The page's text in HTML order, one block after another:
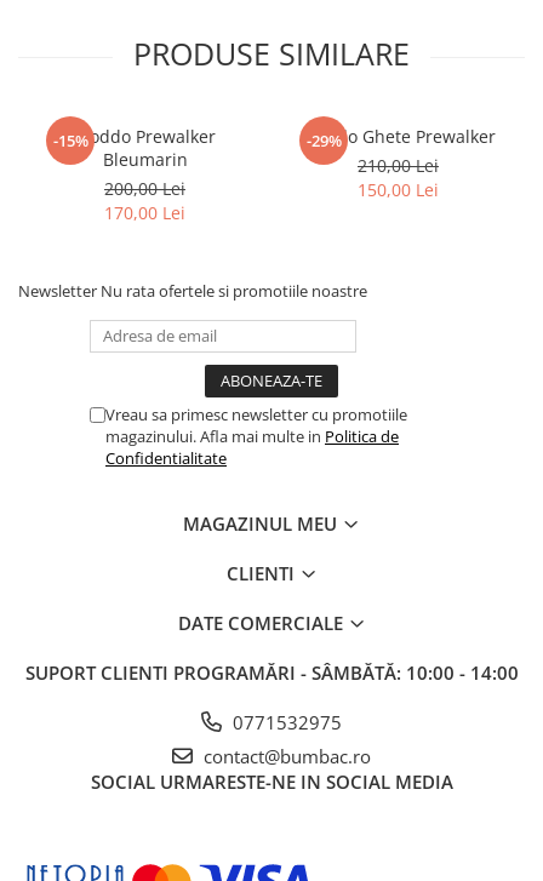
PRODUSE SIMILARE
-15%Froddo Prewalker
Bleumarin
200,00 Lei
170,00 Lei
-29%
Froddo Ghete Prewalker
210,00 Lei
150,00 Lei
Newsletter Nu rata ofertele si promotiile noastre
Vreau sa primesc newsletter cu promotiile
magazinului. Afla mai multe in Politica de
Confidentialitate
MAGAZINUL MEU
CLIENTI
DATE COMERCIALE
SUPORT CLIENTI PROGRAMĂRI - SÂMBĂTĂ: 10:00 - 14:00
0771532975
contact@bumbac.ro
SOCIAL URMARESTE-NE IN SOCIAL MEDIA